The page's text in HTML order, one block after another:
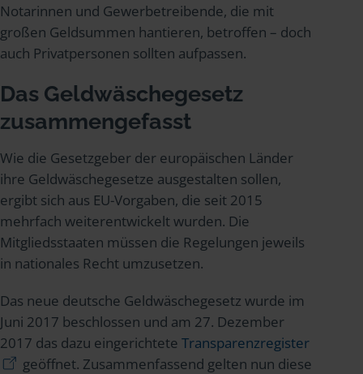
Notarinnen und Gewerbetreibende, die mit
großen Geldsummen hantieren, betroffen – doch
auch Privatpersonen sollten aufpassen.
Das Geldwäschegesetz
zusammengefasst
Wie die Gesetzgeber der europäischen Länder
ihre Geldwäschegesetze ausgestalten sollen,
ergibt sich aus EU-Vorgaben, die seit 2015
mehrfach weiterentwickelt wurden. Die
Mitgliedsstaaten müssen die Regelungen jeweils
in nationales Recht umzusetzen.
Das neue deutsche Geldwäschegesetz wurde im
Juni 2017 beschlossen und am 27. Dezember
2017 das dazu eingerichtete Transparenzregister
geöffnet. Zusammenfassend gelten nun diese